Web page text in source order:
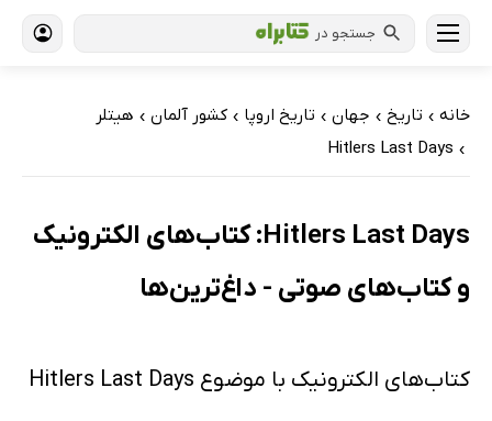
جستجو در
خانه › تاریخ › جهان › تاریخ اروپا › کشور آلمان › هیتلر
›
Hitlers Last Days
Hitlers Last Days: کتاب‌های الکترونیک
و کتاب‌های صوتی - داغ‌ترین‌ها
کتاب‌های الکترونیک با موضوع Hitlers Last Days